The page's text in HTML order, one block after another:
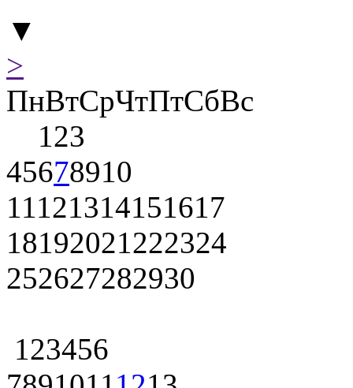
▼
>
ПнВтСрЧтПтСбВс
123
45678910
11121314151617
18192021222324
252627282930
123456